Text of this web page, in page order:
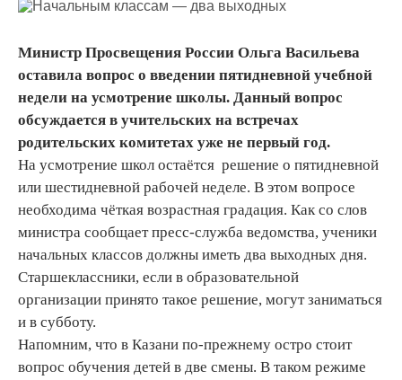
Министр Просвещения России Ольга Васильева
оставила вопрос о введении пятидневной учебной
недели на усмотрение школы. Данный вопрос
обсуждается в учительских на встречах
родительских комитетах уже не первый год.
На усмотрение школ остаётся решение о пятидневной
или шестидневной рабочей неделе. В этом вопросе
необходима чёткая возрастная градация. Как со слов
министра сообщает пресс-служба ведомства, ученики
начальных классов должны иметь два выходных дня.
Старшеклассники, если в образовательной
организации принято такое решение, могут заниматься
и в субботу.
Напомним, что в Казани по-прежнему остро стоит
вопрос обучения детей в две смены. В таком режиме